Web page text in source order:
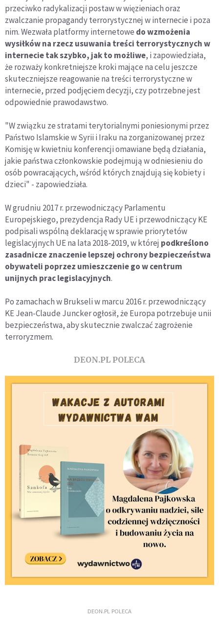
przeciwko radykalizacji postaw w więzieniach oraz
zwalczanie propagandy terrorystycznej w internecie i poza
nim. Wezwała platformy internetowe do wzmożenia
wysiłków na rzecz usuwania treści terrorystycznych w
internecie tak szybko, jak to możliwe, i zapowiedziała,
że rozważy konkretniejsze kroki mające na celu jeszcze
skuteczniejsze reagowanie na treści terrorystyczne w
internecie, przed podjęciem decyzji, czy potrzebne jest
odpowiednie prawodawstwo.
"W związku ze stratami terytorialnymi poniesionymi przez
Państwo Islamskie w Syrii i Iraku na zorganizowanej przez
Komisję w kwietniu konferencji omawiane będą działania,
jakie państwa członkowskie podejmują w odniesieniu do
osób powracających, wśród których znajdują się kobiety i
dzieci" - zapowiedziała.
W grudniu 2017 r. przewodniczący Parlamentu
Europejskiego, prezydencja Rady UE i przewodniczący KE
podpisali wspólną deklarację w sprawie priorytetów
legislacyjnych UE na lata 2018-2019, w której podkreślono
zasadnicze znaczenie lepszej ochrony bezpieczeństwa
obywateli poprzez umieszczenie go w centrum
unijnych prac legislacyjnych.
Po zamachach w Brukseli w marcu 2016 r. przewodniczący
KE Jean-Claude Juncker ogłosił, że Europa potrzebuje unii
bezpieczeństwa, aby skutecznie zwalczać zagrożenie
terroryzmem.
DEON.PL POLECA
DEON.PL POLECA